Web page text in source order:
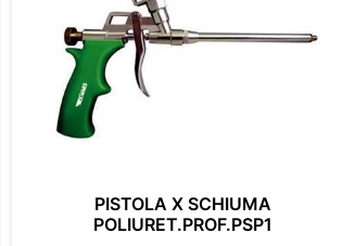
PISTOLA X SCHIUMA
POLIURET.PROF.PSP1